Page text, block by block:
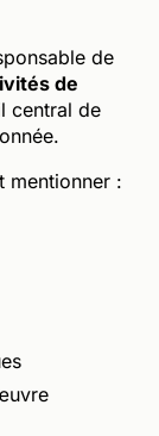
de
de
central de
mentionner :